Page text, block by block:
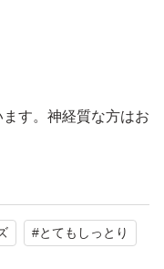
す。神経質な方はお
#とてもしっとり